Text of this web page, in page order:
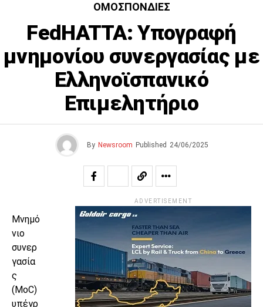
ΟΜΟΣΠΟΝΔΊΕΣ
FedHATTA: Υπογραφή
μνημονίου συνεργασίας με
Ελληνοϊσπανικό
Επιμελητήριο
By Newsroom Published 24/06/2025
Μνημό
νιο
συνερ
γασία
ς
(MoC)
υπέγρ
ADVERTISEMENT